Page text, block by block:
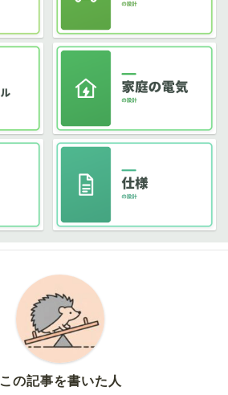
この記事を書いた人